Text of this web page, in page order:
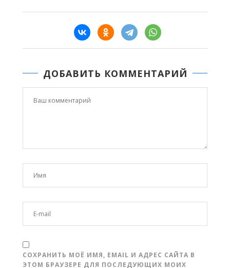
ДОБАВИТЬ КОММЕНТАРИЙ
СОХРАНИТЬ МОЁ ИМЯ, EMAIL И АДРЕС САЙТА В
ЭТОМ БРАУЗЕРЕ ДЛЯ ПОСЛЕДУЮЩИХ МОИХ